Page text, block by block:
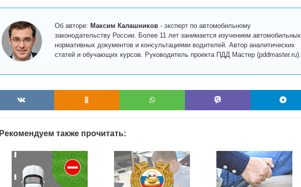
Об авторе: Максим Калашников- эксперт по автомобильному
законодательству России. Более 11 лет занимается изучением автомобильных
нормативных документов и консультациями водителей. Автор аналитических
статей и обучающих курсов. Руководитель проекта ПДД Мастер (pddmaster.ru).
Рекомендуем также прочитать: